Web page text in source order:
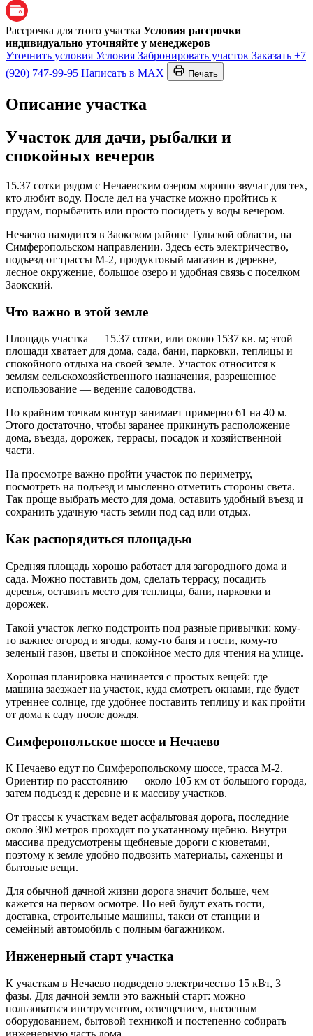
Рассрочка для этого участка Условия рассрочки
индивидуально уточняйте у менеджеров
Уточнить условия Условия Забронировать участок Заказать +7
(920) 747-99-95 Написать в MAX Печать
Описание участка
Участок для дачи, рыбалки и
спокойных вечеров
15.37 сотки рядом с Нечаевским озером хорошо звучат для тех,
кто любит воду. После дел на участке можно пройтись к
прудам, порыбачить или просто посидеть у воды вечером.
Нечаево находится в Заокском районе Тульской области, на
Симферопольском направлении. Здесь есть электричество,
подъезд от трассы М-2, продуктовый магазин в деревне,
лесное окружение, большое озеро и удобная связь с поселком
Заокский.
Что важно в этой земле
Площадь участка — 15.37 сотки, или около 1537 кв. м; этой
площади хватает для дома, сада, бани, парковки, теплицы и
спокойного отдыха на своей земле. Участок относится к
землям сельскохозяйственного назначения, разрешенное
использование — ведение садоводства.
По крайним точкам контур занимает примерно 61 на 40 м.
Этого достаточно, чтобы заранее прикинуть расположение
дома, въезда, дорожек, террасы, посадок и хозяйственной
части.
На просмотре важно пройти участок по периметру,
посмотреть на подъезд и мысленно отметить стороны света.
Так проще выбрать место для дома, оставить удобный въезд и
сохранить удачную часть земли под сад или отдых.
Как распорядиться площадью
Средняя площадь хорошо работает для загородного дома и
сада. Можно поставить дом, сделать террасу, посадить
деревья, оставить место для теплицы, бани, парковки и
дорожек.
Такой участок легко подстроить под разные привычки: кому-
то важнее огород и ягоды, кому-то баня и гости, кому-то
зеленый газон, цветы и спокойное место для чтения на улице.
Хорошая планировка начинается с простых вещей: где
машина заезжает на участок, куда смотреть окнами, где будет
утреннее солнце, где удобнее поставить теплицу и как пройти
от дома к саду после дождя.
Симферопольское шоссе и Нечаево
К Нечаево едут по Симферопольскому шоссе, трасса М-2.
Ориентир по расстоянию — около 105 км от большого города,
затем подъезд к деревне и к массиву участков.
От трассы к участкам ведет асфальтовая дорога, последние
около 300 метров проходят по укатанному щебню. Внутри
массива предусмотрены щебневые дороги с кюветами,
поэтому к земле удобно подвозить материалы, саженцы и
бытовые вещи.
Для обычной дачной жизни дорога значит больше, чем
кажется на первом осмотре. По ней будут ехать гости,
доставка, строительные машины, такси от станции и
семейный автомобиль с полным багажником.
Инженерный старт участка
К участкам в Нечаево подведено электричество 15 кВт, 3
фазы. Для дачной земли это важный старт: можно
пользоваться инструментом, освещением, насосным
оборудованием, бытовой техникой и постепенно собирать
инженерную часть дома.